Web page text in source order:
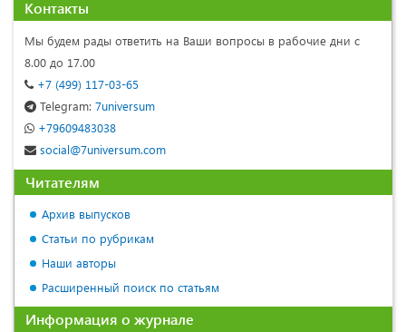
Контакты
Мы будем рады ответить на Ваши вопросы в рабочие дни с
8.00 до 17.00
+7 (499) 117-03-65
Telegram: 7universum
+79609483038
social@7universum.com
Читателям
Архив выпусков
Статьи по рубрикам
Наши авторы
Расширенный поиск по статьям
Информация о журнале